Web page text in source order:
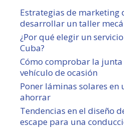
Estrategias de
desarrollar un taller
¿Por qué elegir un
Cuba?
Cómo comprobar la
vehículo de ocasión
Poner láminas solares en
ahorrar
Tendencias en el diseño
escape para una